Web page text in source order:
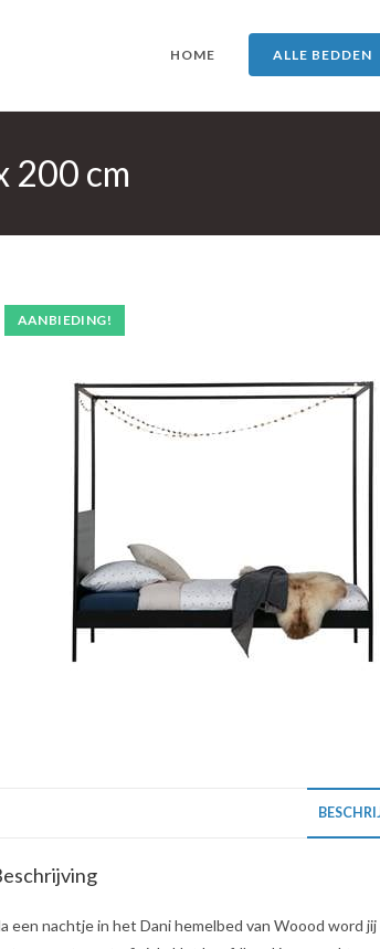
HOME ALLE BEDDEN
200 cm
AANBIEDING!
een nachtje in het Dani hemelbed van Woood word